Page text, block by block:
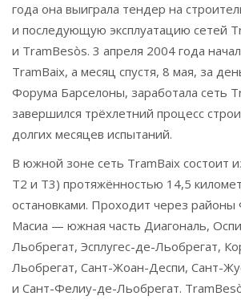
года она выиграла тендер на
и последующую эксплуатацию сетей
и TramBesòs. 3 апреля 2004 года
TramBaix, а месяц спустя, 8 мая, за
Форума Барселоны, заработала сеть
завершился трёхлетний процесс
долгих месяцев испытаний.
В южной зоне сеть TramBaix состоит
T2 и T3) протяжённостью 14,5
остановками. Проходит через районы
Масиа — южная часть Диагональ,
Льобрегат, Эсплугес-де-Льобрегат,
Льобрегат, Сант-Жоан-Деспи, Сант-
и Сант-Фелиу-де-Льобрегат.